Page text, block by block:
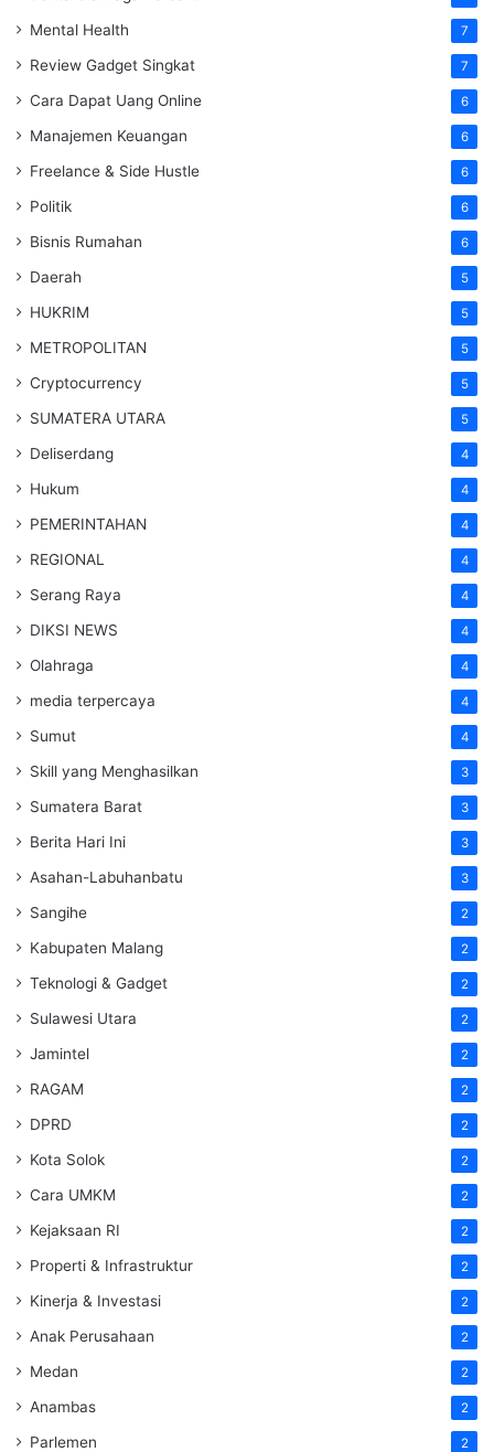
Mental Health 7
Review Gadget Singkat 7
Cara Dapat Uang Online 6
Manajemen Keuangan 6
Freelance & Side Hustle 6
Politik 6
Bisnis Rumahan 6
Daerah 5
HUKRIM 5
METROPOLITAN 5
Cryptocurrency 5
SUMATERA UTARA 5
Deliserdang 4
Hukum 4
PEMERINTAHAN 4
REGIONAL 4
Serang Raya 4
DIKSI NEWS 4
Olahraga 4
media terpercaya 4
Sumut 4
Skill yang Menghasilkan 3
Sumatera Barat 3
Berita Hari Ini 3
Asahan-Labuhanbatu 3
Sangihe 2
Kabupaten Malang 2
Teknologi & Gadget 2
Sulawesi Utara 2
Jamintel 2
RAGAM 2
DPRD 2
Kota Solok 2
Cara UMKM 2
Kejaksaan RI 2
Properti & Infrastruktur 2
Kinerja & Investasi 2
Anak Perusahaan 2
Medan 2
Anambas 2
Parlemen 2